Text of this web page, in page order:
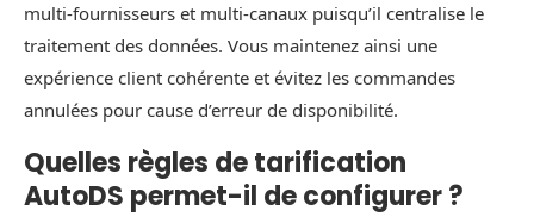
multi-fournisseurs et multi-canaux puisqu’il centralise le
traitement des données. Vous maintenez ainsi une
expérience client cohérente et évitez les commandes
annulées pour cause d’erreur de disponibilité.
Quelles règles de tarification
AutoDS permet-il de configurer ?